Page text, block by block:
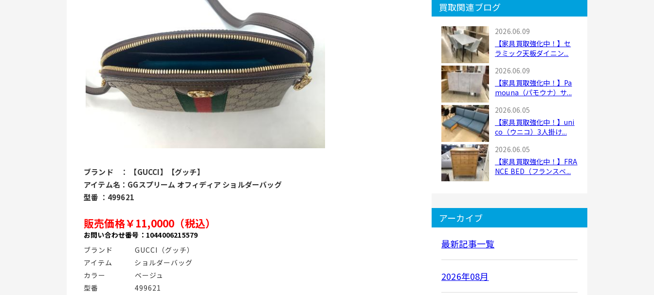
ブランド　： 【GUCCI】【グッチ】
アイテム名：GGスプリーム オフィディア ショルダーバッグ
型番 ：499621
販売価格￥11,0000（税込）
お問い合わせ番号：1044006215579
ブランド   GUCCI（グッチ）
アイテム   ショルダーバッグ
カラー    ベージュ
型番     499621
買取関連ブログ
2026.06.09
【家具買取強化中！】セ
ラミック天板ダイニン...
2026.06.09
【家具買取強化中！】Pa
mouna（パモウナ）サ...
2026.06.05
【家具買取強化中！】uni
co（ウニコ）3人掛け...
2026.06.05
【家具買取強化中！】FRA
NCE BED（フランスベ...
アーカイブ
最新記事一覧
2026年08月